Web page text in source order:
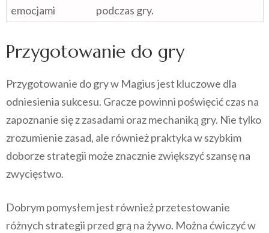
emocjami
podczas gry.
Przygotowanie do gry
Przygotowanie do gry w Magius jest kluczowe dla
odniesienia sukcesu. Gracze powinni poświęcić czas na
zapoznanie się z zasadami oraz mechaniką gry. Nie tylko
zrozumienie zasad, ale również praktyka w szybkim
doborze strategii może znacznie zwiększyć szansę na
zwycięstwo.
Dobrym pomysłem jest również przetestowanie
różnych strategii przed grą na żywo. Można ćwiczyć w